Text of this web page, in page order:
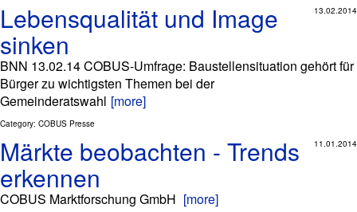
13.02.2014
Lebensqualität und Image
sinken
BNN 13.02.14 COBUS-Umfrage: Baustellensituation gehört für
Bürger zu wichtigsten Themen bei der
Gemeinderatswahl [more]
Category: COBUS Presse
11.01.2014
Märkte beobachten - Trends
erkennen
COBUS Marktforschung GmbH [more]